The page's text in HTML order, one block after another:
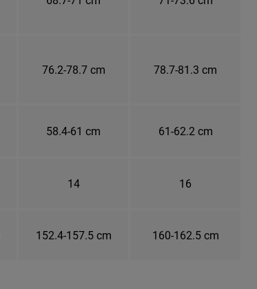
76.2-78.7 cm 78.7-81.3 cm
58.4-61 cm 61-62.2 cm
14 16
152.4-157.5 cm 160-162.5 cm